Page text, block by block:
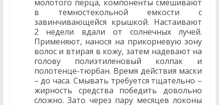
молотого перца, компоненты смешивают
в темностекольной емкости с
завинчивающейся крышкой. Настаивают
2 недели вдали от солнечных лучей.
Применяют, нанося на прикорневую зону
волос и втирая в кожу, затем надевают на
голову полиэтиленовый колпак и
полотенце-тюрбан. Время действия маски
– до часа. Смывать требуется тщательно –
жирность средства победить довольно
сложно. Зато через пару месяцев локоны